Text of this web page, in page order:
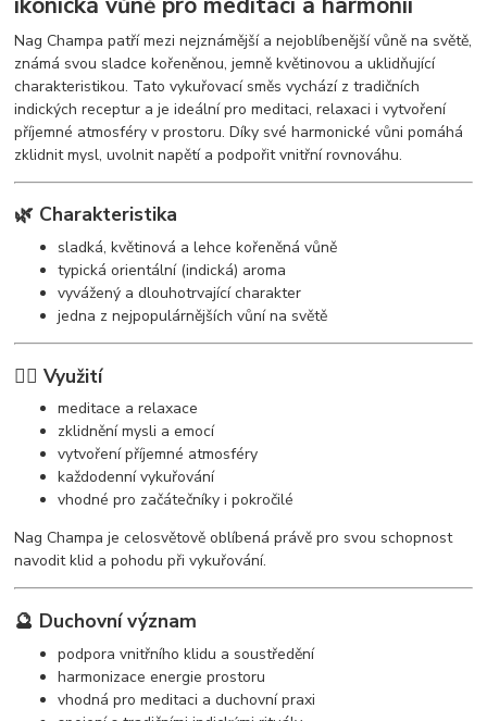
Nag Champa patří mezi nejznámější a nejoblíbenější vůně na světě,
známá svou sladce kořeněnou, jemně květinovou a uklidňující
charakteristikou. Tato vykuřovací směs vychází z tradičních
indických receptur a je ideální pro meditaci, relaxaci i vytvoření
příjemné atmosféry v prostoru. Díky své harmonické vůni pomáhá
zklidnit mysl, uvolnit napětí a podpořit vnitřní rovnováhu.
🌿 Charakteristika
sladká, květinová a lehce kořeněná vůně
typická orientální (indická) aroma
vyvážený a dlouhotrvající charakter
jedna z nejpopulárnějších vůní na světě
🧘‍♀️ Využití
meditace a relaxace
zklidnění mysli a emocí
vytvoření příjemné atmosféry
každodenní vykuřování
vhodné pro začátečníky i pokročilé
Nag Champa je celosvětově oblíbená právě pro svou schopnost
navodit klid a pohodu při vykuřování.
🔮 Duchovní význam
podpora vnitřního klidu a soustředění
harmonizace energie prostoru
vhodná pro meditaci a duchovní praxi